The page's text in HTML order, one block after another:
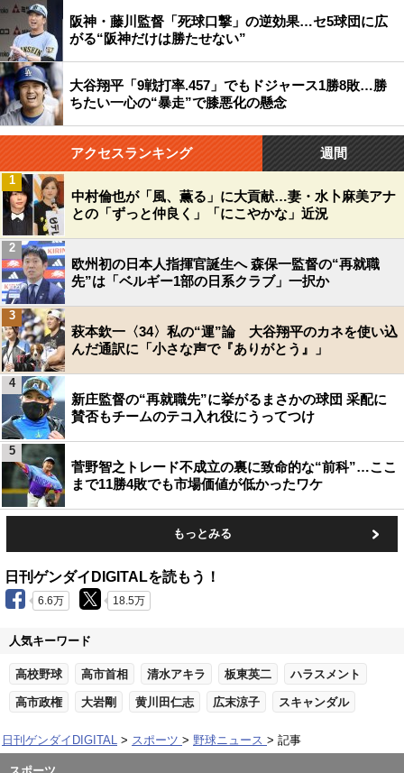
阪神・藤川監督「死球口撃」の逆効果…セ5球団に広
がる“阪神だけは勝たせない”
大谷翔平「9戦打率.457」でもドジャース1勝8敗…勝
ちたい一心の“暴走”で膝悪化の懸念
アクセスランキング 週間
中村倫也が「風、薫る」に大貢献…妻・水卜麻美アナ
との「ずっと仲良く」「にこやかな」近況
1
欧州初の日本人指揮官誕生へ 森保一監督の“再就職
先”は「ベルギー1部の日系クラブ」一択か
2
萩本欽一〈34〉私の“運”論 大谷翔平のカネを使い込
んだ通訳に「小さな声で『ありがとう』」
3
新庄監督の“再就職先”に挙がるまさかの球団 采配に
賛否もチームのテコ入れ役にうってつけ
4
菅野智之トレード不成立の裏に致命的な“前科”…ここ
まで11勝4敗でも市場価値が低かったワケ
5
もっとみる
日刊ゲンダイDIGITALを読もう！
6.6万 18.5万
人気キーワード
高校野球 高市首相 清水アキラ 板東英二 ハラスメント
高市政権 大岩剛 黄川田仁志 広末涼子 スキャンダル
日刊ゲンダイDIGITAL スポーツ 野球ニュース 記事